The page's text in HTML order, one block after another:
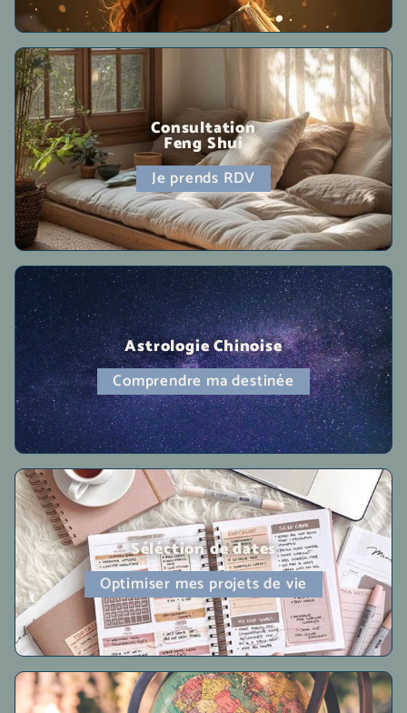
Consultation
Feng Shui
Je prends RDV
Astrologie Chinoise
Comprendre ma destinée
Séléction de dates
Optimiser mes projets de vie